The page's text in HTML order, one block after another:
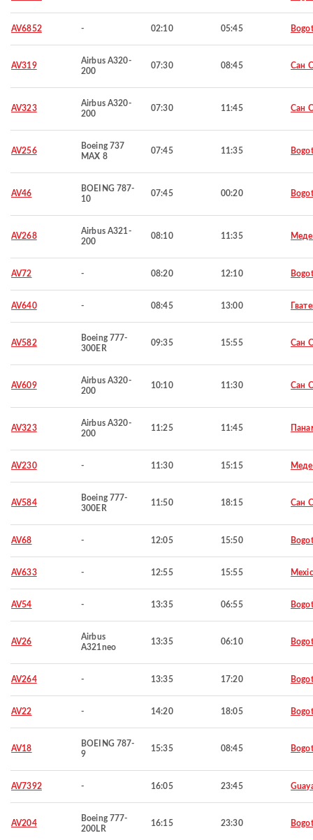
AV6852 - 02:10 05:45
AV319
Airbus A320-
200
07:30 08:45 Сан
AV323
Airbus A320-
200
07:30 11:45 Сан
AV256
Boeing 737
MAX 8
07:45 11:35
AV46
BOEING 787-
10
07:45 00:20
AV268
Airbus A321-
200
08:10 11:35
AV72 - 08:20 12:10
AV640 - 08:45 13:00
AV582
Boeing 777-
300ER
09:35 15:55 Сан
AV609
Airbus A320-
200
10:10 11:30 Сан
AV323
Airbus A320-
200
11:25 11:45
AV230 - 11:30 15:15
AV584
Boeing 777-
300ER
11:50 18:15 Сан
AV68 - 12:05 15:50
AV633 - 12:55 15:55
AV54 - 13:35 06:55
AV26
Airbus
A321neo
13:35 06:10
AV264 - 13:35 17:20
AV22 - 14:20 18:05
AV18
BOEING 787-
9
15:35 08:45
AV7392 - 16:05 23:45
AV204
Boeing 777-
200LR
16:15 23:30